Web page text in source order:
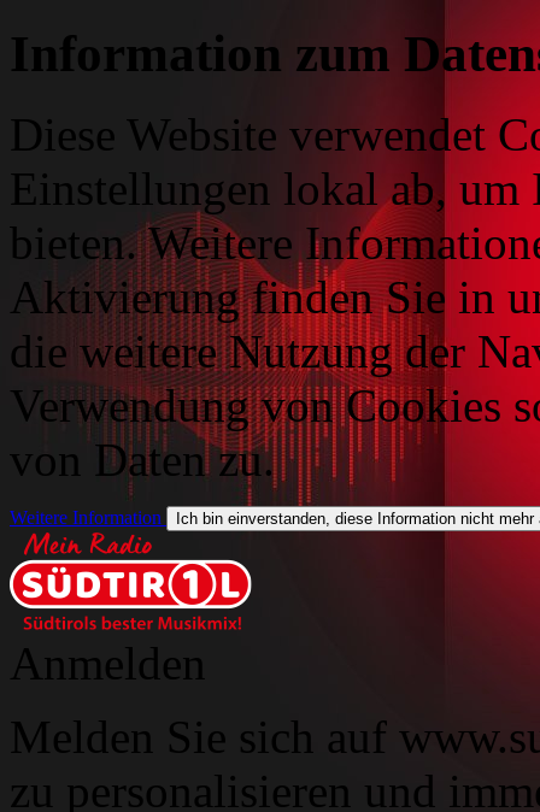
Information zum
Diese Website verwendet
Einstellungen lokal ab, um
bieten. Weitere
Aktivierung finden Sie in
die weitere Nutzung der
Verwendung von Cookies
von Daten zu.
Weitere Information Ich bin einverstanden, diese Information nicht mehr
Anmelden
Melden Sie sich auf
zu personalisieren und